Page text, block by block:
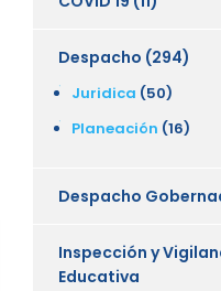
Despacho (294)
Juridica (50)
Planeación (16)
Despacho
Inspección y
Educativa